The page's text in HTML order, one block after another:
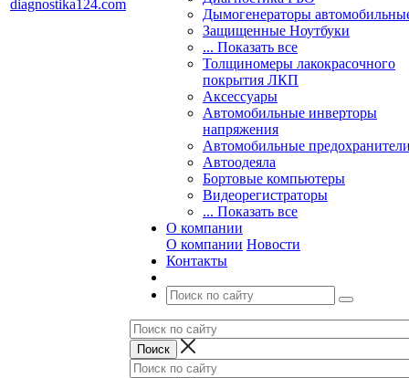
Дымогенераторы
Защищенные Ноутбуки
... Показать все
Толщиномеры лакокрасочного
покрытия ЛКП
Аксессуары
Автомобильные инверторы
напряжения
Автомобильные
Автоодеяла
Бортовые компьютеры
Видеорегистраторы
... Показать все
О компании
О компании Новости
Контакты